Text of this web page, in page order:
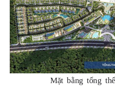
Mặt bằng tổng